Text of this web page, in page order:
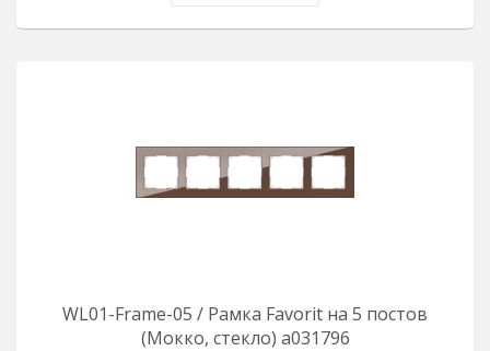
WL01-Frame-05 / Рамка Favorit на 5 постов
(Мокко, стекло) a031796